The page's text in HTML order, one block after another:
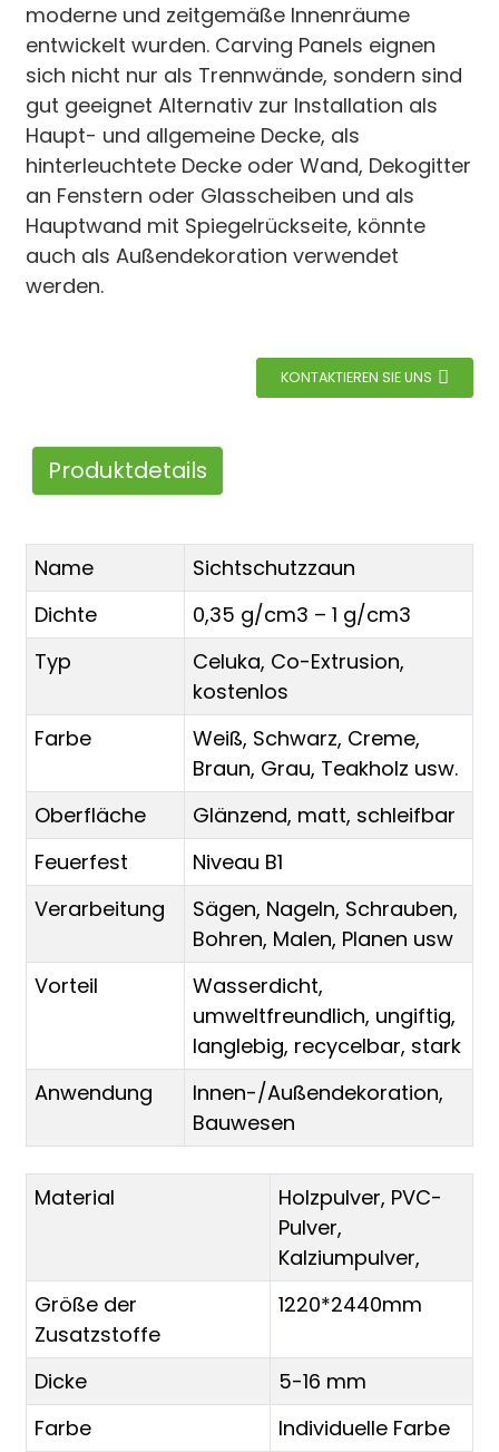
moderne und zeitgemäße Innenräume
entwickelt wurden. Carving Panels eignen
sich nicht nur als Trennwände, sondern sind
gut geeignet Alternativ zur Installation als
Haupt- und allgemeine Decke, als
hinterleuchtete Decke oder Wand, Dekogitter
an Fenstern oder Glasscheiben und als
Hauptwand mit Spiegelrückseite, könnte
auch als Außendekoration verwendet
werden.
KONTAKTIEREN SIE UNS
Produktdetails
Name
Sichtschutzzaun
Dichte
0,35 g/cm3 – 1 g/cm3
Typ
Celuka, Co-Extrusion,
kostenlos
Farbe
Weiß, Schwarz, Creme,
Braun, Grau, Teakholz usw.
Oberfläche
Glänzend, matt, schleifbar
Feuerfest
Niveau B1
Verarbeitung
Sägen, Nageln, Schrauben,
Bohren, Malen, Planen usw
Vorteil
Wasserdicht,
umweltfreundlich, ungiftig,
langlebig, recycelbar, stark
Anwendung
Innen-/Außendekoration,
Bauwesen
Material
Holzpulver, PVC-
Pulver,
Kalziumpulver,
Größe der
Zusatzstoffe
1220*2440mm
Dicke
5-16 mm
Farbe
Individuelle Farbe